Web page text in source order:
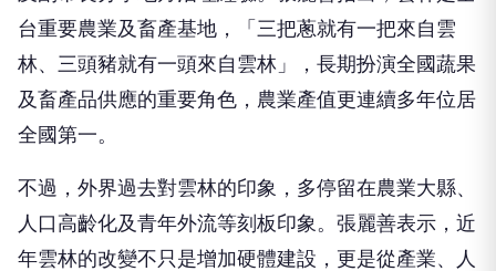
台重要農業及畜產基地，「三把蔥就有一把來自雲
林、三頭豬就有一頭來自雲林」，長期扮演全國蔬果
及畜產品供應的重要角色，農業產值更連續多年位居
全國第一。
不過，外界過去對雲林的印象，多停留在農業大縣、
人口高齡化及青年外流等刻板印象。張麗善表示，近
年雲林的改變不只是增加硬體建設，更是從產業、人